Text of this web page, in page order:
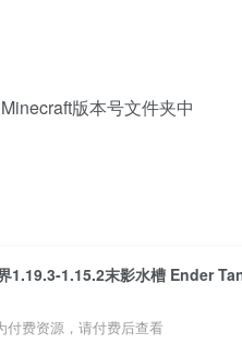
版本号文件夹中
1.19.3-1.15.2末影水槽 Ender
付费资源，请付费后查看